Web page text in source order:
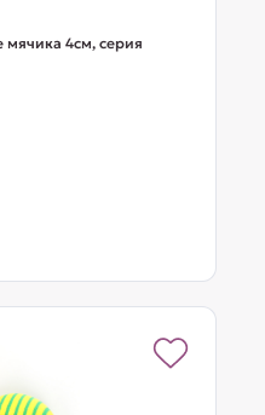
4см, серия